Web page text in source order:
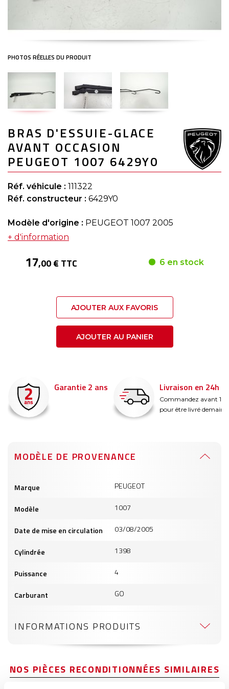
to
the
beginning
of
the
images
gallery
BRAS D'ESSUIE-GLACE
AVANT OCCASION
PEUGEOT 1007 6429Y0
Réf. véhicule : 111322
Réf. constructeur : 6429Y0
Modèle d'origine : PEUGEOT 1007 2005
+ d'information
17,00 € TTC 6 en stock
AJOUTER AUX FAVORIS
AJOUTER AU PANIER
Garantie 2 ans Livraison en 24h
Commandez avant 14h
pour être livré demain !
MODÈLE DE PROVENANCE
produits
Marque PEUGEOT
Modèle 1007
Date de mise en circulation 03/08/2005
Cylindrée 1398
Puissance 4
Carburant GO
INFORMATIONS PRODUITS
NOS PIÈCES RECONDITIONNÉES SIMILAIRES